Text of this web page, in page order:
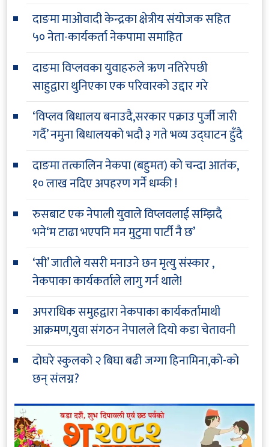
दाङमा माओवादी केन्द्रका क्षेत्रीय संयोजक सहित
५० नेता-कार्यकर्ता नेकपामा समाहित
दाङमा विप्लवका युवाहरुले ऋण नतिरेपछी
साहुद्वारा थुनिएका एक परिवारको उद्दार गरे
‘विप्लव बिधालय बनाउदै,सरकार पक्राउ पुर्जी जारी
गर्दै’ नमुना बिधालयको भदौ ३ गते भव्य उद्घाटन हुँदै
दाङमा तत्कालिन नेकपा (बहुमत) को चन्दा आतंक,
१० लाख नदिए अपहरण गर्ने धम्की !
रुसबाट एक नेपाली युवाले विप्लवलाई सम्झिदै
भने‘म टाढा भएपनि मन मुटुमा पार्टी नै छ’
‘सी’ जातीले यसरी मनाउने छन मृत्यु संस्कार ,
नेकपाका कार्यकर्ताले लागु गर्न थाले!
अपराधिक समुहद्वारा नेकपाका कार्यकर्तामाथी
आक्रमण,युवा संगठन नेपालले दियो कडा चेतावनी
दोघरे स्कुलको २ बिघा बढी जग्गा हिनामिना,को-को
छन् संलग्न?